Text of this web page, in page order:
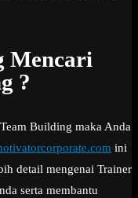
Mencari
?
Building maka Anda
ini
detail mengenai Trainer
serta membantu